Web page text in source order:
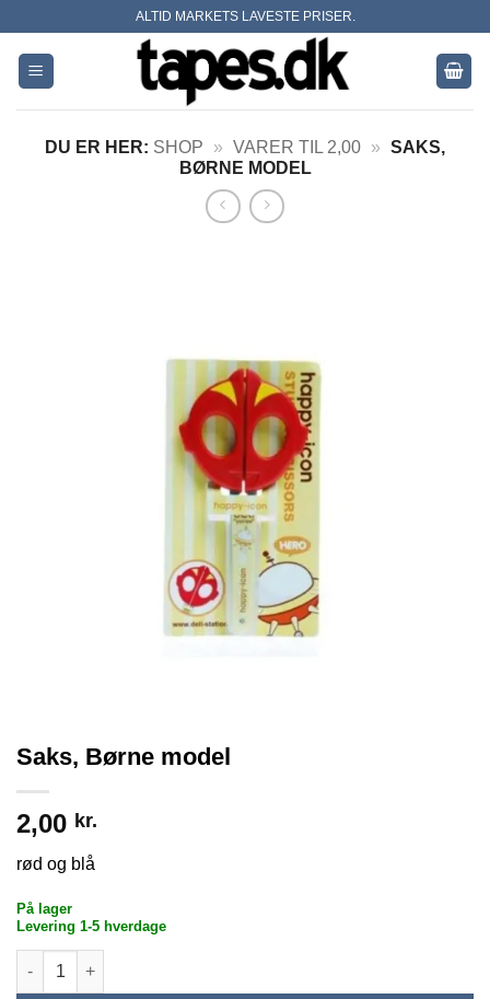
content
ALTID MARKETS LAVESTE PRISER.
DU ER HER: SHOP » VARER TIL 2,00 » SAKS,
BØRNE MODEL
Saks, Børne model
2,00 kr.
rød og blå
På lager
Levering 1-5 hverdage
Saks, Børne model antal